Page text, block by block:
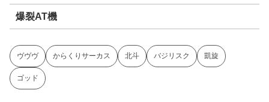
爆裂AT機
ヴヴヴ からくりサーカス 北斗 バジリスク 凱旋
ゴッド